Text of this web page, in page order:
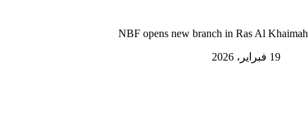
NBF opens new branch in Ras Al Khaimah
19 فبراير، 2026